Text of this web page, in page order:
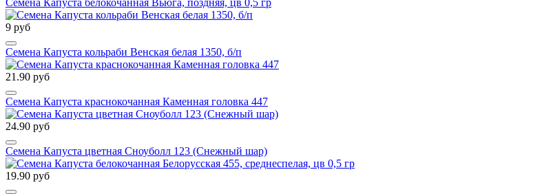
Семена Капуста белокочанная Вьюга, поздняя, цв 0,5 гр
9 руб
Семена Капуста кольраби Венская белая 1350, б/п
21.90 руб
Семена Капуста краснокочанная Каменная головка 447
24.90 руб
Семена Капуста цветная Сноуболл 123 (Снежный шар)
19.90 руб